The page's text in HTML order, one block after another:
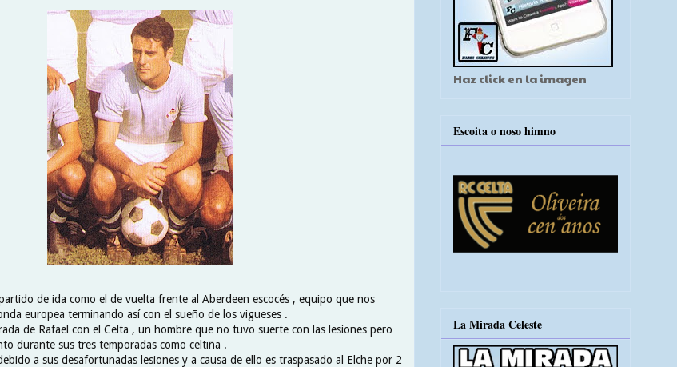
de ida como el de vuelta frente al Aberdeen escocés , equipo que nos
europea terminando así con el sueño de los vigueses .
de Rafael con el Celta , un hombre que no tuvo suerte con las lesiones pero
durante sus tres temporadas como celtiña .
a sus desafortunadas lesiones y a causa de ello es traspasado al Elche por 2
Haz click en la imagen
Escoita o noso himno
La Mirada Celeste